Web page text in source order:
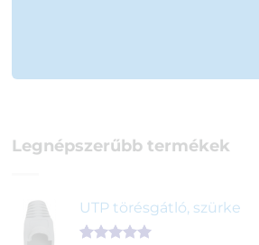
Legnépszerűbb termékek
UTP törésgátló, szürke